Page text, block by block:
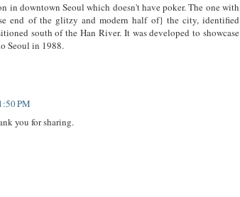
downtown Seoul which doesn't have poker. The one with
end of the glitzy and modern half of} the city, identified
south of the Han River. It was developed to showcase
Seoul in 1988.
PM
you for sharing.